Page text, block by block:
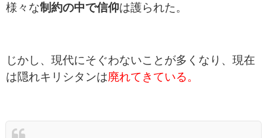
様々な制約の中で信仰は護られた。
じかし、現代にそぐわないことが多くなり、現在
は隠れキリシタンは廃れてきている。